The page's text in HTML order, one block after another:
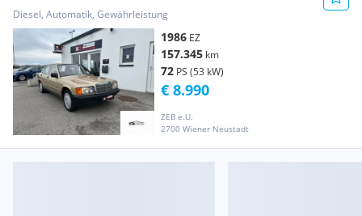
Diesel, Automatik, Gewährleistung
1986 EZ
157.345 km
72 PS (53 kW)
ZEB e.U.
2700 Wiener Neustadt
€ 8.990